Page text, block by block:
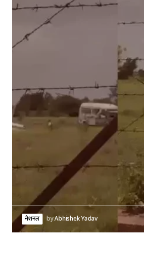
नेशनल byAbhishek Yadav